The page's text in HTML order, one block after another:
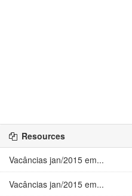
Resources
Vacâncias jan/2015 em...
Vacâncias jan/2015 em...